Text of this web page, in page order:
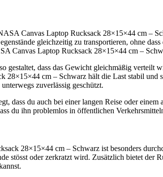
Canvas Laptop Rucksack 28×15×44 cm –
gleichzeitig zu transportieren, ohne
Canvas Laptop Rucksack 28×15×44 cm –
gestaltet, dass das Gewicht gleichmäßig
28×15×44 cm – Schwarz hält die Last stabil
zuverlässig geschützt.
dass du auch bei einer langen Reise oder
du ihn problemlos in öffentlichen
28×15×44 cm – Schwarz ist besonders
stösst oder zerkratzt wird. Zusätzlich bietet